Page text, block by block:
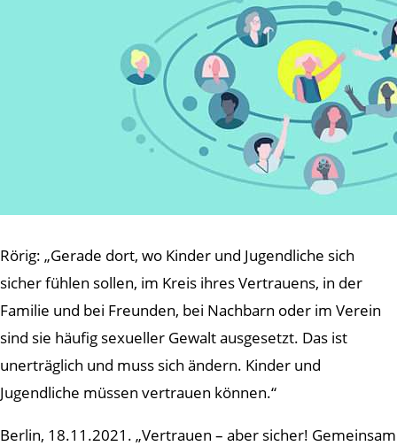
Rörig: „Gerade dort, wo Kinder und Jugendliche sich
sicher fühlen sollen, im Kreis ihres Vertrauens, in der
Familie und bei Freunden, bei Nachbarn oder im Verein
sind sie häufig sexueller Gewalt ausgesetzt. Das ist
unerträglich und muss sich ändern. Kinder und
Jugendliche müssen vertrauen können.“
Berlin, 18.11.2021. „Vertrauen – aber sicher! Gemeinsam